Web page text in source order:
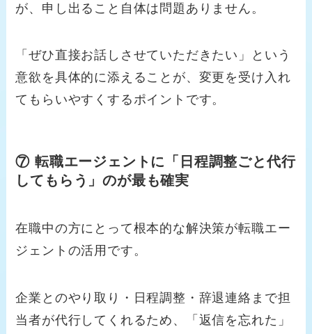
が、申し出ること自体は問題ありません。
「ぜひ直接お話しさせていただきたい」という
意欲を具体的に添えることが、変更を受け入れ
てもらいやすくするポイントです。
⑦ 転職エージェントに「日程調整ごと代行
してもらう」のが最も確実
在職中の方にとって根本的な解決策が転職エー
ジェントの活用です。
企業とのやり取り・日程調整・辞退連絡まで担
当者が代行してくれるため、「返信を忘れた」